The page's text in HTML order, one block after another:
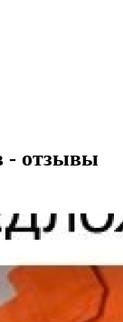
- отзывы